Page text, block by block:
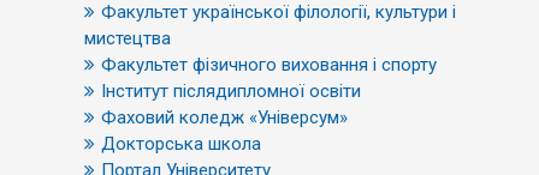
Факультет української філології, культури і
мистецтва
Факультет фізичного виховання і спорту
Інститут післядипломної освіти
Фаховий коледж «Універсум»
Докторська школа
Портал Університету